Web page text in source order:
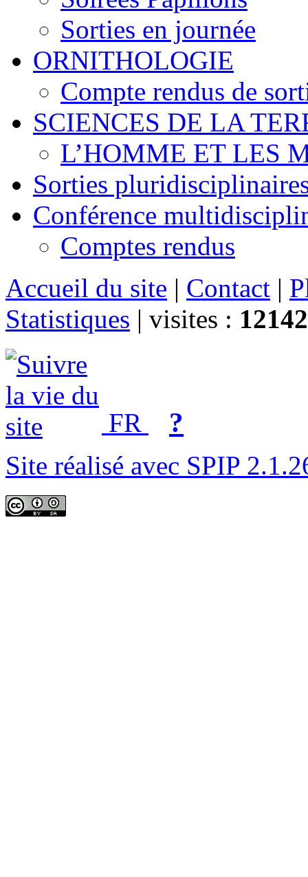
Sorties en journée
ORNITHOLOGIE
Compte rendus de
SCIENCES DE LA
L’HOMME ET LES
Sorties
Conférence
Comptes rendus
Accueil du site | Contact |
Statistiques | visites :
FR ?
Site réalisé avec SPIP